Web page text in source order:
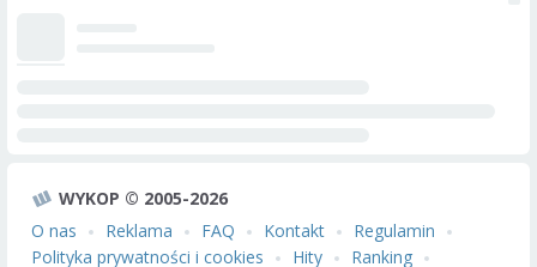
WYKOP © 2005-2026
O nas
Reklama FAQ Kontakt
Regulamin
Polityka prywatności i cookies
Hity Ranking